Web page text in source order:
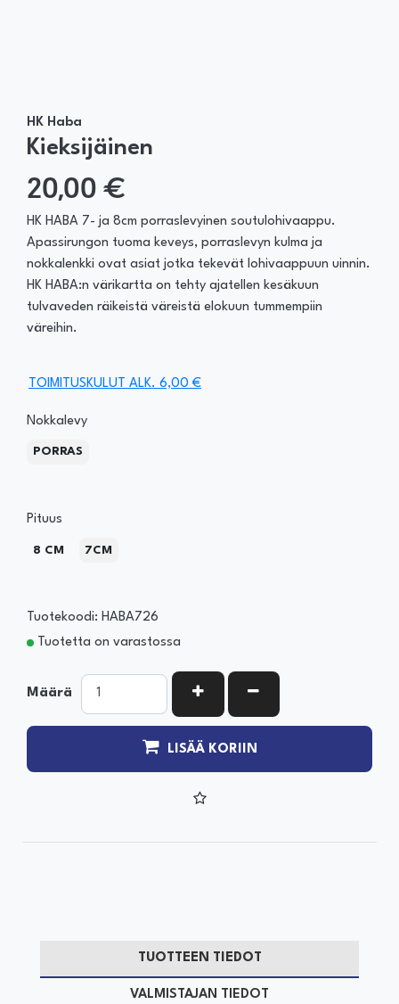
HK Haba
Kieksijäinen
20,00 €
HK HABA 7- ja 8cm porraslevyinen soutulohivaappu.
Apassirungon tuoma keveys, porraslevyn kulma ja
nokkalenkki ovat asiat jotka tekevät lohivaappuun uinnin.
HK HABA:n värikartta on tehty ajatellen kesäkuun
tulvaveden räikeistä väreistä elokuun tummempiin
väreihin.
TOIMITUSKULUT ALK. 6,00 €
Nokkalevy
PORRAS
Pituus
8 CM 7CM
Tuotekoodi: HABA726
Tuotetta on varastossa
Määrä KASVATA MÄÄRÄÄ
VÄHENNÄ MÄÄRÄÄ
LISÄÄ KORIIN
TUOTTEEN TIEDOT
VALMISTAJAN TIEDOT